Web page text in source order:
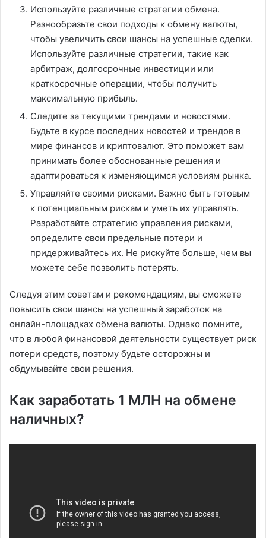
Используйте различные стратегии обмена.
Разнообразьте свои подходы к обмену валюты,
чтобы увеличить свои шансы на успешные сделки.
Используйте различные стратегии, такие как
арбитраж, долгосрочные инвестиции или
краткосрочные операции, чтобы получить
максимальную прибыль.
Следите за текущими трендами и новостями.
Будьте в курсе последних новостей и трендов в
мире финансов и криптовалют. Это поможет вам
принимать более обоснованные решения и
адаптироваться к изменяющимся условиям рынка.
Управляйте своими рисками. Важно быть готовым
к потенциальным рискам и уметь их управлять.
Разработайте стратегию управления рисками,
определите свои предельные потери и
придерживайтесь их. Не рискуйте больше, чем вы
можете себе позволить потерять.
Следуя этим советам и рекомендациям, вы сможете
повысить свои шансы на успешный заработок на
онлайн-площадках обмена валюты. Однако помните,
что в любой финансовой деятельности существует риск
потери средств, поэтому будьте осторожны и
обдумывайте свои решения.
Как заработать 1 МЛН на обмене
наличных?